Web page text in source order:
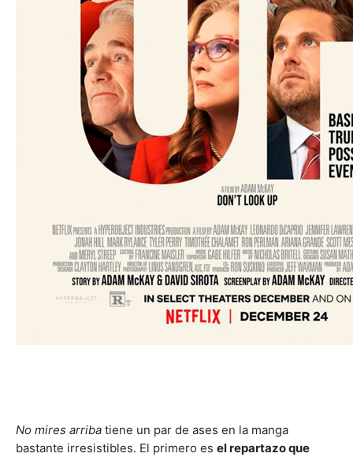
No mires arriba tiene un par de ases en la manga
bastante irresistibles. El primero es el repartazo que